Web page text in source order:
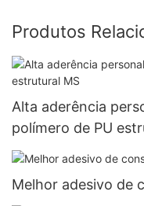
Produtos
Alta aderência
polímero de PU
Melhor adesivo de